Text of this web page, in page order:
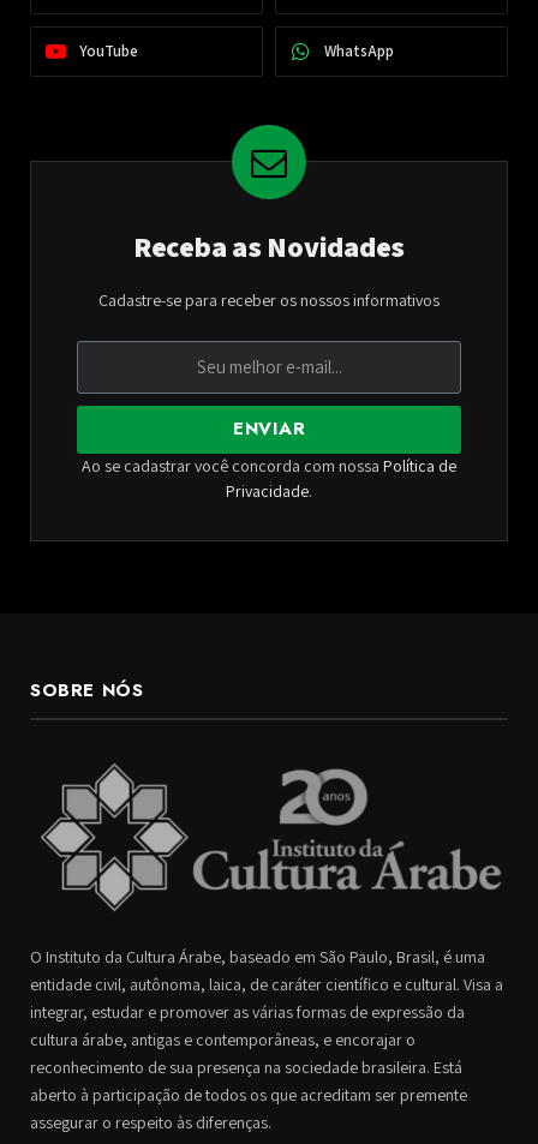
YouTube WhatsApp
Receba as Novidades
Cadastre-se para receber os nossos informativos
ENVIAR
Ao se cadastrar você concorda com nossa Política de
Privacidade.
SOBRE NÓS
O Instituto da Cultura Árabe, baseado em São Paulo, Brasil, é uma
entidade civil, autônoma, laica, de caráter científico e cultural. Visa a
integrar, estudar e promover as várias formas de expressão da
cultura árabe, antigas e contemporâneas, e encorajar o
reconhecimento de sua presença na sociedade brasileira. Está
aberto à participação de todos os que acreditam ser premente
assegurar o respeito às diferenças.